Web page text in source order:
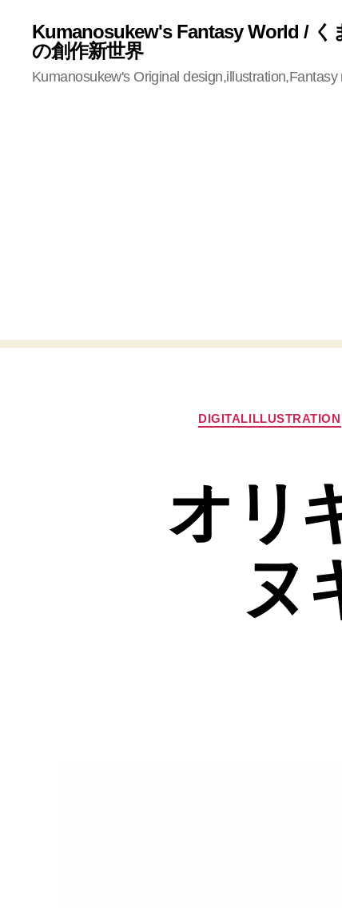
Kumanosukew's Fantasy World / く
の創作新世界
Kumanosukew's Original design,illustration,Fantasy
DIGITALILLUSTRATION
オリ
ヌ